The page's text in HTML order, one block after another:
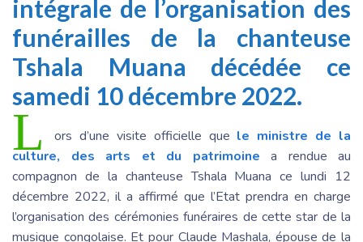
intégrale de l’organisation des
funérailles de la chanteuse
Tshala Muana décédée ce
samedi 10 décembre 2022.
L ors d’une visite officielle que le ministre de la
culture, des arts et du patrimoine a rendue au
compagnon de la chanteuse Tshala Muana ce lundi 12
décembre 2022, il a affirmé que l’Etat prendra en charge
l’organisation des cérémonies funéraires de cette star de la
musique congolaise. Et pour Claude Mashala, épouse de la